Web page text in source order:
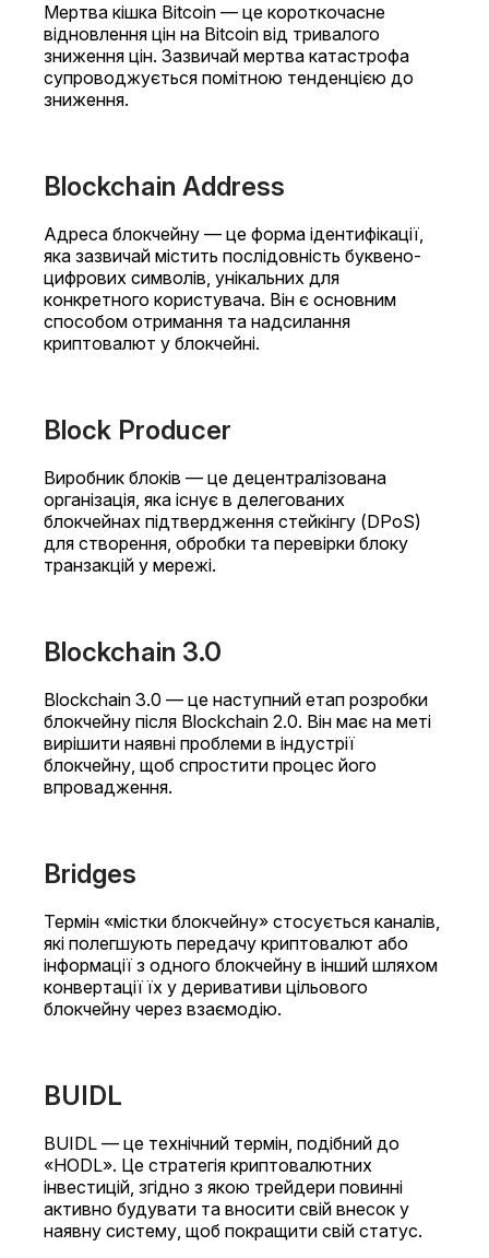
Мертва кішка Bitcoin — це короткочасне
відновлення цін на Bitcoin від тривалого
зниження цін. Зазвичай мертва катастрофа
супроводжується помітною тенденцією до
зниження.
Blockchain Address
Адреса блокчейну — це форма ідентифікації,
яка зазвичай містить послідовність буквено-
цифрових символів, унікальних для
конкретного користувача. Він є основним
способом отримання та надсилання
криптовалют у блокчейні.
Block Producer
Виробник блоків — це децентралізована
організація, яка існує в делегованих
блокчейнах підтвердження стейкінгу (DPoS)
для створення, обробки та перевірки блоку
транзакцій у мережі.
Blockchain 3.0
Blockchain 3.0 — це наступний етап розробки
блокчейну після Blockchain 2.0. Він має на меті
вирішити наявні проблеми в індустрії
блокчейну, щоб спростити процес його
впровадження.
Bridges
Термін «містки блокчейну» стосується каналів,
які полегшують передачу криптовалют або
інформації з одного блокчейну в інший шляхом
конвертації їх у деривативи цільового
блокчейну через взаємодію.
BUIDL
BUIDL — це технічний термін, подібний до
«HODL». Це стратегія криптовалютних
інвестицій, згідно з якою трейдери повинні
активно будувати та вносити свій внесок у
наявну систему, щоб покращити свій статус.